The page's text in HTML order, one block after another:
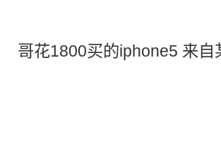
哥花1800买的iphone5 来自